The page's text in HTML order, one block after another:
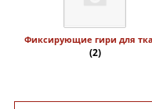
Фиксирующие гири для
(2)